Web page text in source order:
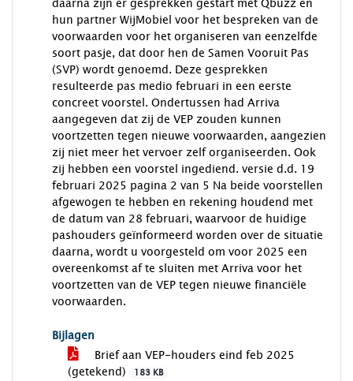
daarna zijn er gesprekken gestart met Qbuzz en
hun partner WijMobiel voor het bespreken van de
voorwaarden voor het organiseren van eenzelfde
soort pasje, dat door hen de Samen Vooruit Pas
(SVP) wordt genoemd. Deze gesprekken
resulteerde pas medio februari in een eerste
concreet voorstel. Ondertussen had Arriva
aangegeven dat zij de VEP zouden kunnen
voortzetten tegen nieuwe voorwaarden, aangezien
zij niet meer het vervoer zelf organiseerden. Ook
zij hebben een voorstel ingediend. versie d.d. 19
februari 2025 pagina 2 van 5 Na beide voorstellen
afgewogen te hebben en rekening houdend met
de datum van 28 februari, waarvoor de huidige
pashouders geïnformeerd worden over de situatie
daarna, wordt u voorgesteld om voor 2025 een
overeenkomst af te sluiten met Arriva voor het
voortzetten van de VEP tegen nieuwe financiële
voorwaarden.
Bijlagen
Brief aan VEP-houders eind feb 2025
(getekend)
183 KB